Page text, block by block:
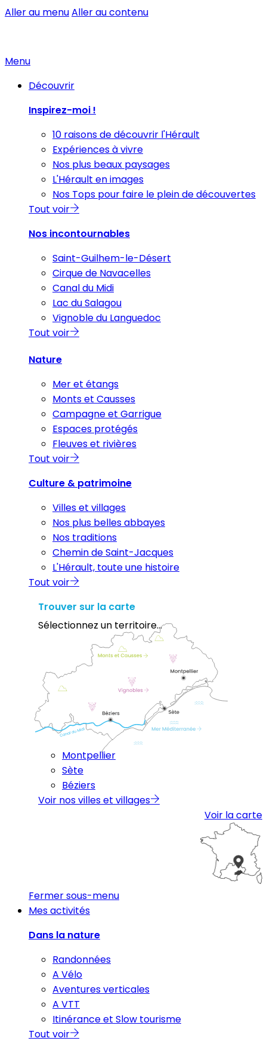
Aller au menuAller au contenu
Menu
Découvrir
Inspirez-moi !
10 raisons de découvrir l'Hérault
Expériences à vivre
Nos plus beaux paysages
L'Hérault en images
Nos Tops pour faire le plein de découvertes
Tout voir
Nos incontournables
Saint-Guilhem-le-Désert
Cirque de Navacelles
Canal du Midi
Lac du Salagou
Vignoble du Languedoc
Tout voir
Nature
Mer et étangs
Monts et Causses
Campagne et Garrigue
Espaces protégés
Fleuves et rivières
Tout voir
Culture & patrimoine
Villes et villages
Nos plus belles abbayes
Nos traditions
Chemin de Saint-Jacques
L'Hérault, toute une histoire
Tout voir
Trouver sur la carte
Sélectionnez un territoire...
Montpellier
Sète
Béziers
Voir nos villes et villages
Voir la carte
Fermer sous-menu
Mes activités
Dans la nature
Randonnées
A Vélo
Aventures verticales
A VTT
Itinérance et Slow tourisme
Tout voir